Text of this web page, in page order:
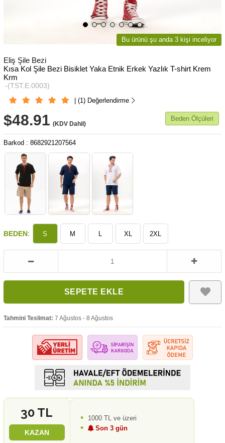
Bu ürünü şu anda 3 kişi inceliyor
Eliş Şile Bezi
Kısa Kol Şile Bezi Bisiklet Yaka Etnik Erkek Yazlık T-shirt Krem
Krm
(TST.E.0003)
| (1) Değerlendirme
$48.91 (KDV Dahil)
Beden Ölçüleri
Barkod : 8682921207564
BEDEN: S M L XL 2XL
Tahmini Teslimat: 7 Ağustos - 8 Ağustos
30 TL
KAZAN
1000 TL ve üzeri
Son 3 gün